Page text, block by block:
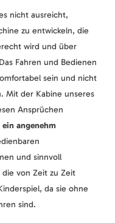
nicht ausreicht,
zu entwickeln, die
wird und über
Fahren und Bedienen
sein und nicht
Mit der Kabine unseres
Ansprüchen
ein angenehm
und sinnvoll
von Zeit zu Zeit
da sie ohne
sind.